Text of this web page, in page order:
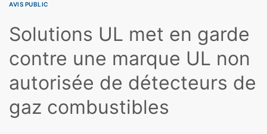
AVIS PUBLIC
Solutions UL met en garde
contre une marque UL non
autorisée de détecteurs de
gaz combustibles